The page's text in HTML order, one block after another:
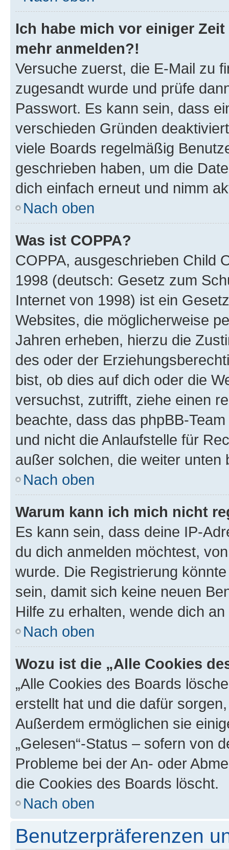
Ich habe mich vor einiger
mehr anmelden?!
Versuche zuerst, die E-Mail zu
zugesandt wurde und prüfe
Passwort. Es kann sein, dass
verschieden Gründen
viele Boards regelmäßig
geschrieben haben, um die
dich einfach erneut und nimm
Nach oben
Was ist COPPA?
COPPA, ausgeschrieben Child
1998 (deutsch: Gesetz zum
Internet von 1998) ist ein
Websites, die möglicherweise
Jahren erheben, hierzu die
des oder der
bist, ob dies auf dich oder die
versuchst, zutrifft, ziehe einen
beachte, dass das phpBB-
und nicht die Anlaufstelle für
außer solchen, die weiter unten
Nach oben
Warum kann ich mich nicht
Es kann sein, dass deine IP-
du dich anmelden möchtest,
wurde. Die Registrierung
sein, damit sich keine neuen
Hilfe zu erhalten, wende dich
Nach oben
Wozu ist die „Alle Cookies
„Alle Cookies des Boards
erstellt hat und die dafür
Außerdem ermöglichen sie
„Gelesen“-Status – sofern von
Probleme bei der An- oder
die Cookies des Boards löscht.
Nach oben
Benutzerpräferenzen